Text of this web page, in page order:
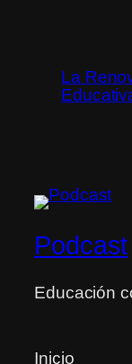
La
Podcast
Educación
Inicio